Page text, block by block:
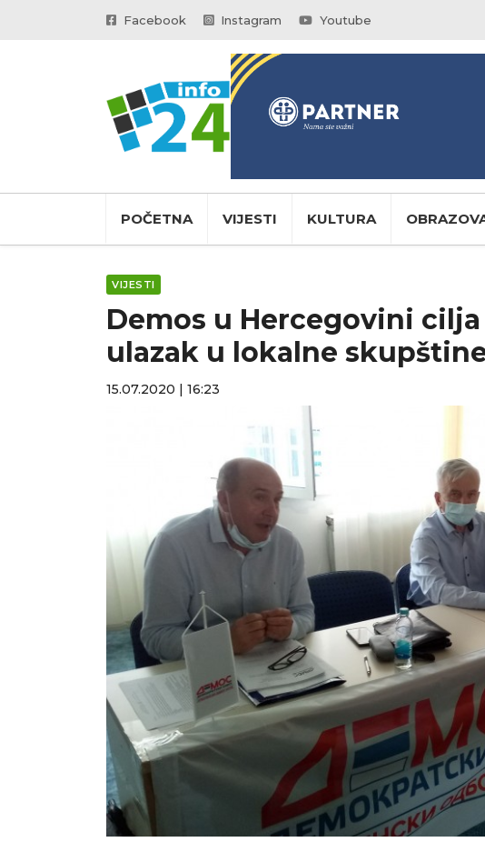
Facebook Instagram Youtube
POČETNA VIJESTI KULTURA
VIJESTI
Demos u Hercegovini
ulazak u lokalne
15.07.2020 | 16:23